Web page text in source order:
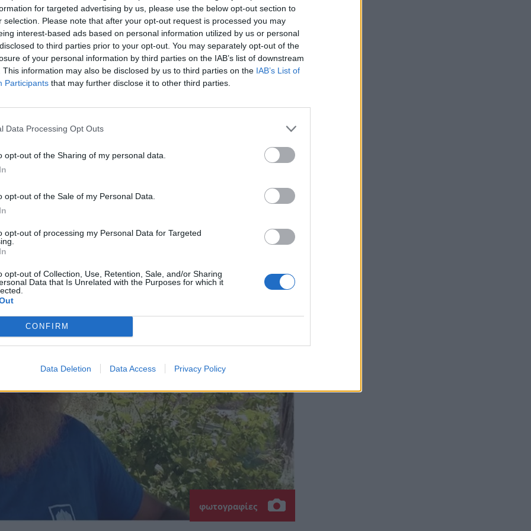
for targeted advertising by us, please use the below opt-out section to
selection. Please note that after your opt-out request is processed you may
interest-based ads based on personal information utilized by us or personal
to third parties prior to your opt-out. You may separately opt-out of the
of your personal information by third parties on the IAB’s list of downstream
This information may also be disclosed by us to third parties on the IAB’s List of
Participants that may further disclose it to other third parties.
Data Processing Opt Outs
opt-out of the Sharing of my personal data.
opt-out of the Sale of my Personal Data.
opt-out of processing my Personal Data for Targeted
opt-out of Collection, Use, Retention, Sale, and/or Sharing
Data that Is Unrelated with the Purposes for which it
CONFIRM
Data Deletion Data Access Privacy Policy
οι άλλοι δηλώναμε αδυναμία.
ήταν η δική του χαρά κι ευτυχία.
του, μια ανοιξιάτικη ημέρα τιμής και
και τη φιλοσοφία του. Μια ημέρα που θα
του τόσο σημαντικού έργου του.
καλούς φίλους σου.
φωτογραφίες